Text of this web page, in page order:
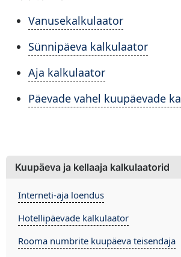
Vanusekalkulaator
Sünnipäeva kalkulaator
Aja kalkulaator
Päevade vahel kuupäevade
Kuupäeva ja kellaaja kalkulaatorid
Interneti-aja loendus
Hotellipäevade kalkulaator
Rooma numbrite kuupäeva teisendaja